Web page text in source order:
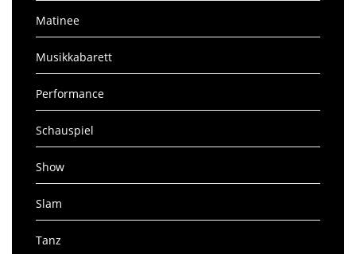
Matinee
Musikkabarett
Performance
Schauspiel
Show
Slam
Tanz